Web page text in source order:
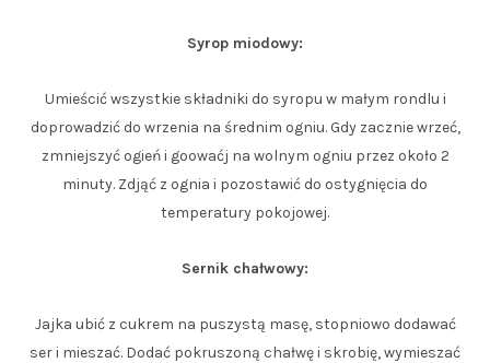
Syrop miodowy:
Umieścić wszystkie składniki do syropu w małym rondlu i
doprowadzić do wrzenia na średnim ogniu. Gdy zacznie wrzeć,
zmniejszyć ogień i goowaćj na wolnym ogniu przez około 2
minuty. Zdjąć z ognia i pozostawić do ostygnięcia do
temperatury pokojowej.
Sernik chałwowy:
Jajka ubić z cukrem na puszystą masę, stopniowo dodawać
ser i mieszać. Dodać pokruszoną chałwę i skrobię, wymieszać